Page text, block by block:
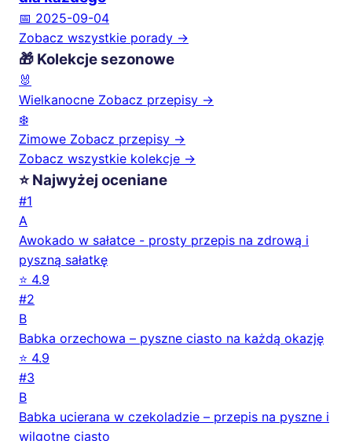
📅 2025-09-04
Zobacz wszystkie porady →
🎁 Kolekcje sezonowe
🐰
Wielkanocne Zobacz przepisy →
❄️
Zimowe Zobacz przepisy →
Zobacz wszystkie kolekcje →
⭐ Najwyżej oceniane
#1
A
Awokado w sałatce - prosty przepis na zdrową i
pyszną sałatkę
⭐ 4.9
#2
B
Babka orzechowa – pyszne ciasto na każdą okazję
⭐ 4.9
#3
B
Babka ucierana w czekoladzie – przepis na pyszne i
wilgotne ciasto